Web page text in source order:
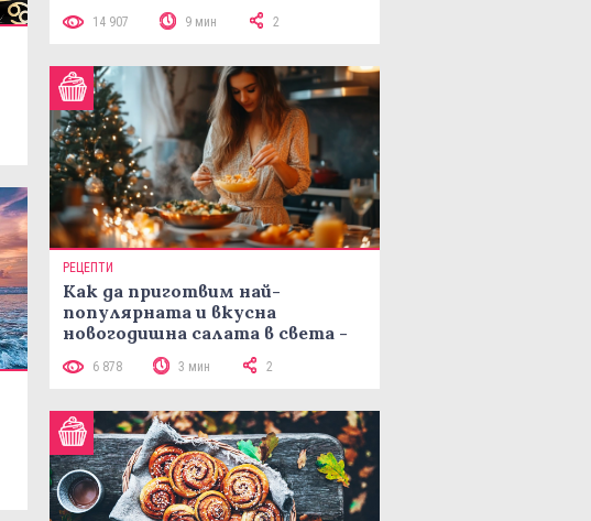
14 907 9 мин 2
РЕЦЕПТИ
Как да приготвим най-
популярната и вкусна
новогодишна салата в света -
рецепта Мимоза
6 878 3 мин 2